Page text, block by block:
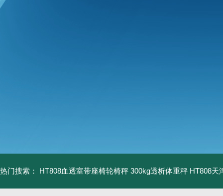
热门搜索： HT808血透室带座椅轮椅秤 300kg透析体重秤 HT808天